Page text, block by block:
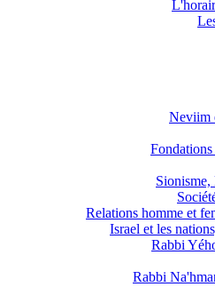
Neviim
Sionisme,
Relations homme et
Israel et les
Rabbi
Rabbi